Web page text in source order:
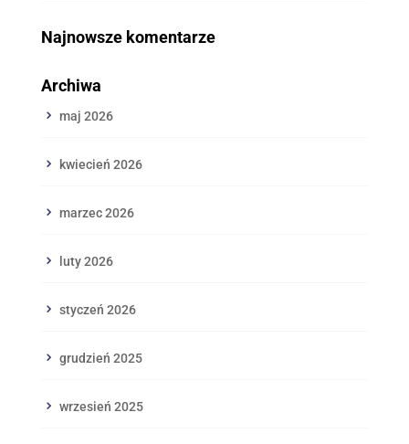
Najnowsze komentarze
Archiwa
maj 2026
kwiecień 2026
marzec 2026
luty 2026
styczeń 2026
grudzień 2025
wrzesień 2025